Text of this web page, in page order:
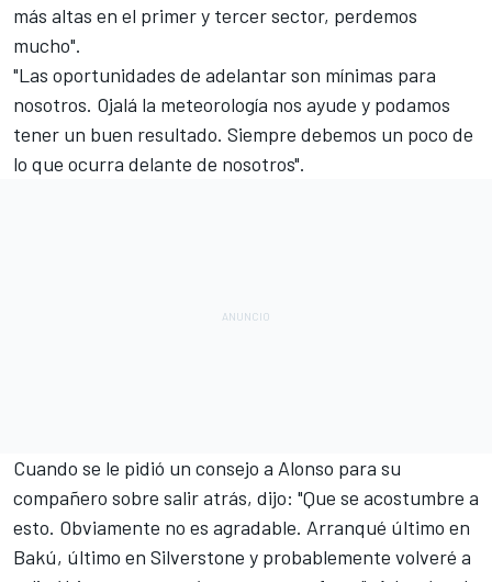
más altas en el primer y tercer sector, perdemos
mucho".
"Las oportunidades de adelantar son mínimas para
nosotros. Ojalá la meteorología nos ayude y podamos
tener un buen resultado. Siempre debemos un poco de
lo que ocurra delante de nosotros".
Cuando se le pidió un consejo a Alonso para su
compañero sobre salir atrás, dijo: "Que se acostumbre a
esto. Obviamente no es agradable. Arranqué último en
Bakú, último en Silverstone y probablemente volveré a